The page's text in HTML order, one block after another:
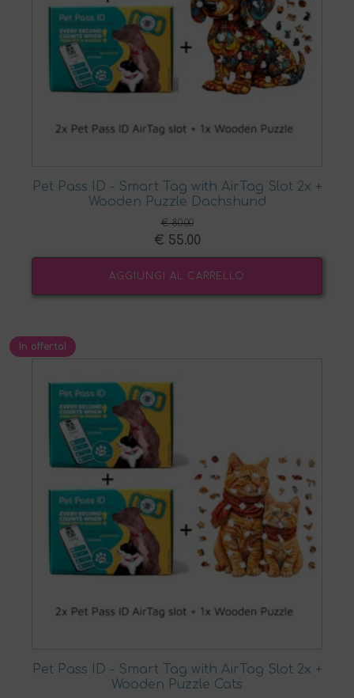
Pet Pass ID - Smart Tag with AirTag Slot 2x +
Wooden Puzzle Dachshund
€80.00
Il
prezzo
originale
era:
€ 55.00Il
prezzo
attuale
è:
AGGIUNGI AL CARRELLO
In offerta!
Pet Pass ID - Smart Tag with AirTag Slot 2x +
Wooden Puzzle Cats